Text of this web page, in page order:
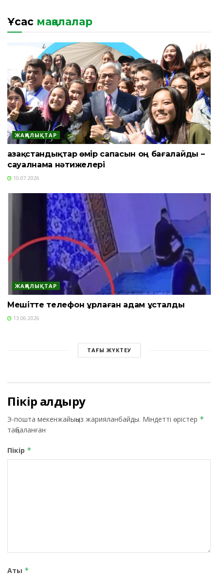
Ұқсас мақалалар
ЖАҢАЛЫҚТАР
Қазақстандықтар өмір сапасын оң бағалайды –
сауалнама нәтижелері
10.07.2026
ЖАҢАЛЫҚТАР
Мешітте телефон ұрлаған адам ұсталды
13.06.2026
ТАҒЫ ЖҮКТЕУ
Пікір қалдыру
Э-пошта мекенжайыңыз жарияланбайды. Міндетті өрістер *
таңбаланған
Пікір *
Аты *